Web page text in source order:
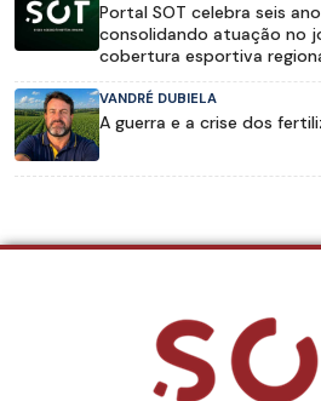
Portal SOT celebra seis
consolidando atuação no
cobertura esportiva
VANDRÉ DUBIELA
A guerra e a crise dos